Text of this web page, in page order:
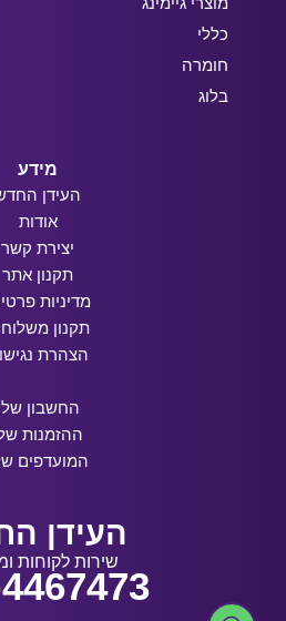
כללי
חומרה
בלוג
מידע
העידן
אודות
יצירת קשר
תקנון אתר
מדיניות
תקנון
הצהרת
החשבון
ההזמנות
המועדפים
העידן
שירות לקוחות